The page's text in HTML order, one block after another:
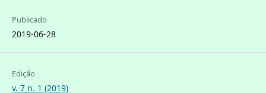
Publicado
2019-06-28
Edição
v. 7 n. 1 (2019)